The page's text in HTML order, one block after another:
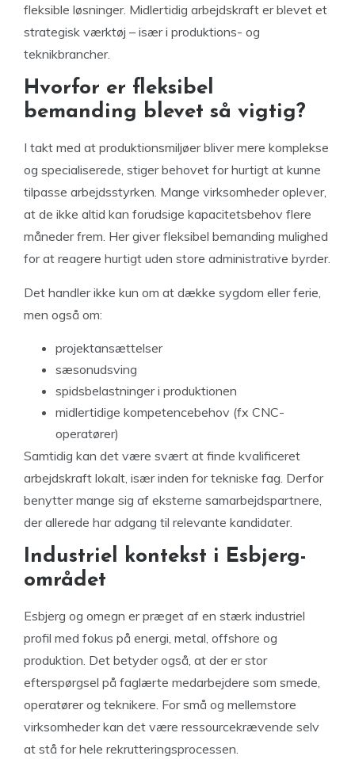
fleksible løsninger. Midlertidig arbejdskraft er blevet et
strategisk værktøj – især i produktions- og
teknikbrancher.
Hvorfor er fleksibel
bemanding blevet så vigtig?
I takt med at produktionsmiljøer bliver mere komplekse
og specialiserede, stiger behovet for hurtigt at kunne
tilpasse arbejdsstyrken. Mange virksomheder oplever,
at de ikke altid kan forudsige kapacitetsbehov flere
måneder frem. Her giver fleksibel bemanding mulighed
for at reagere hurtigt uden store administrative byrder.
Det handler ikke kun om at dække sygdom eller ferie,
men også om:
projektansættelser
sæsonudsving
spidsbelastninger i produktionen
midlertidige kompetencebehov (fx CNC-
operatører)
Samtidig kan det være svært at finde kvalificeret
arbejdskraft lokalt, især inden for tekniske fag. Derfor
benytter mange sig af eksterne samarbejdspartnere,
der allerede har adgang til relevante kandidater.
Industriel kontekst i Esbjerg-
området
Esbjerg og omegn er præget af en stærk industriel
profil med fokus på energi, metal, offshore og
produktion. Det betyder også, at der er stor
efterspørgsel på faglærte medarbejdere som smede,
operatører og teknikere. For små og mellemstore
virksomheder kan det være ressourcekrævende selv
at stå for hele rekrutteringsprocessen.